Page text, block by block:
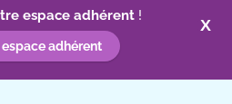
X
espace adhérent!
espace adhérent